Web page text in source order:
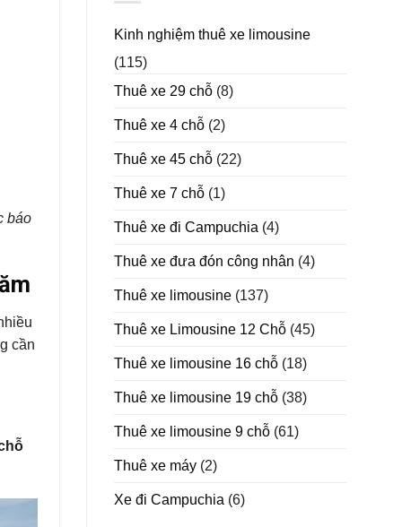
báo
cần
Limousine
Kinh nghiệm thuê xe limousine
(115)
Thuê xe 29 chỗ (8)
Thuê xe 4 chỗ (2)
Thuê xe 45 chỗ (22)
Thuê xe 7 chỗ (1)
Thuê xe đi Campuchia (4)
Thuê xe đưa đón công nhân (4)
Thuê xe limousine (137)
Thuê xe Limousine 12 Chỗ (45)
Thuê xe limousine 16 chỗ (18)
Thuê xe limousine 19 chỗ (38)
Thuê xe limousine 9 chỗ (61)
Thuê xe máy (2)
Xe đi Campuchia (6)